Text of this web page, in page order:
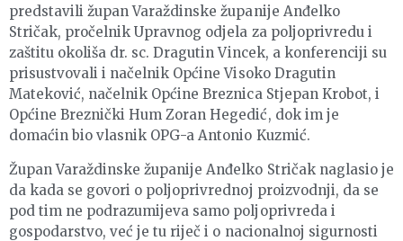
predstavili župan Varaždinske županije Anđelko
Stričak, pročelnik Upravnog odjela za poljoprivredu i
zaštitu okoliša dr. sc. Dragutin Vincek, a konferenciji su
prisustvovali i načelnik Općine Visoko Dragutin
Mateković, načelnik Općine Breznica Stjepan Krobot, i
Općine Breznički Hum Zoran Hegedić, dok im je
domaćin bio vlasnik OPG-a Antonio Kuzmić.
Župan Varaždinske županije Anđelko Stričak naglasio je
da kada se govori o poljoprivrednoj proizvodnji, da se
pod tim ne podrazumijeva samo poljoprivreda i
gospodarstvo, već je tu riječ i o nacionalnoj sigurnosti